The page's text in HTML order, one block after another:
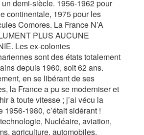
demi-siècle. 1956-1962 pour
continentale, 1975 pour les
Comores. La France N’A
PLUS AUCUNE
Les ex-colonies
sont des états totalement
depuis 1960, soit 62 ans.
en se libérant de ses
la France a pu se moderniser et
à toute vitesse ; j’ai vécu la
1956-1980, c’était sidérant !
Nucléaire, aviation,
agriculture, automobiles,